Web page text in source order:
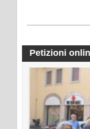
Petizioni